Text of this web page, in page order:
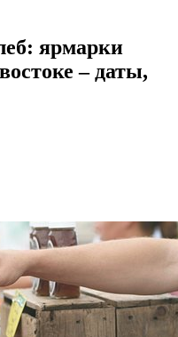
ярмарки
– даты,